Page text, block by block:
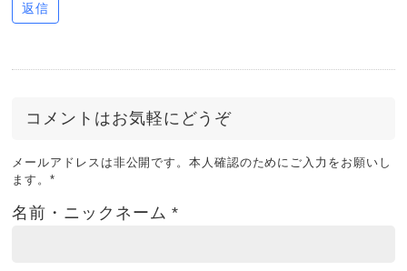
返信
コメントはお気軽にどうぞ
メールアドレスは非公開です。本人確認のためにご入力をお願いし
ます。*
名前・ニックネーム*